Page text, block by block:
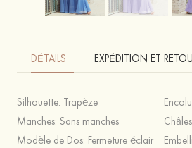
DÉTAILS EXPÉDITION ET
Silhouette: Trapèze
Manches: Sans manches
Modèle de Dos: Fermeture éclair